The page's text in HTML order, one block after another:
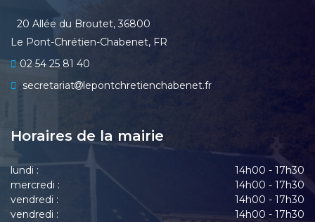
20 Allée du Broutet, 36800
Le Pont-Chrétien-Chabenet, FR
02 54 25 81 40
secretariat
lepontchretienchabenet.fr
Horaires de la mairie
lundi :
14h00 - 17h30
mercredi :
14h00 - 17h30
vendredi :
14h00 - 17h30
vendredi :
14h00 - 17h30